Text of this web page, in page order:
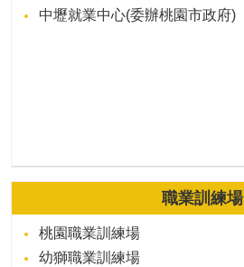
中壢就業中心(委辦桃園市政府)
職業訓練場
桃園職業訓練場
幼獅職業訓練場